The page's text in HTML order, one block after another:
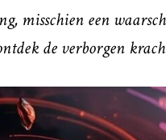
misschien een
de verborgen